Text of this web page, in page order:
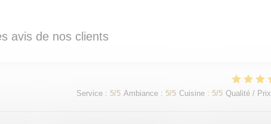
avis de nos clients
Service : 5/5 Ambiance : 5/5 Cuisine : 5/5 Qualité / Prix